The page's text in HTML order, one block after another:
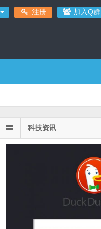
注册 加入Q群
科技资讯